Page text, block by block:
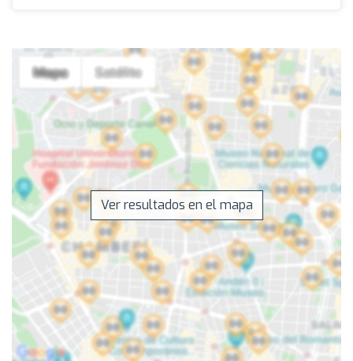
Ver resultados en el mapa